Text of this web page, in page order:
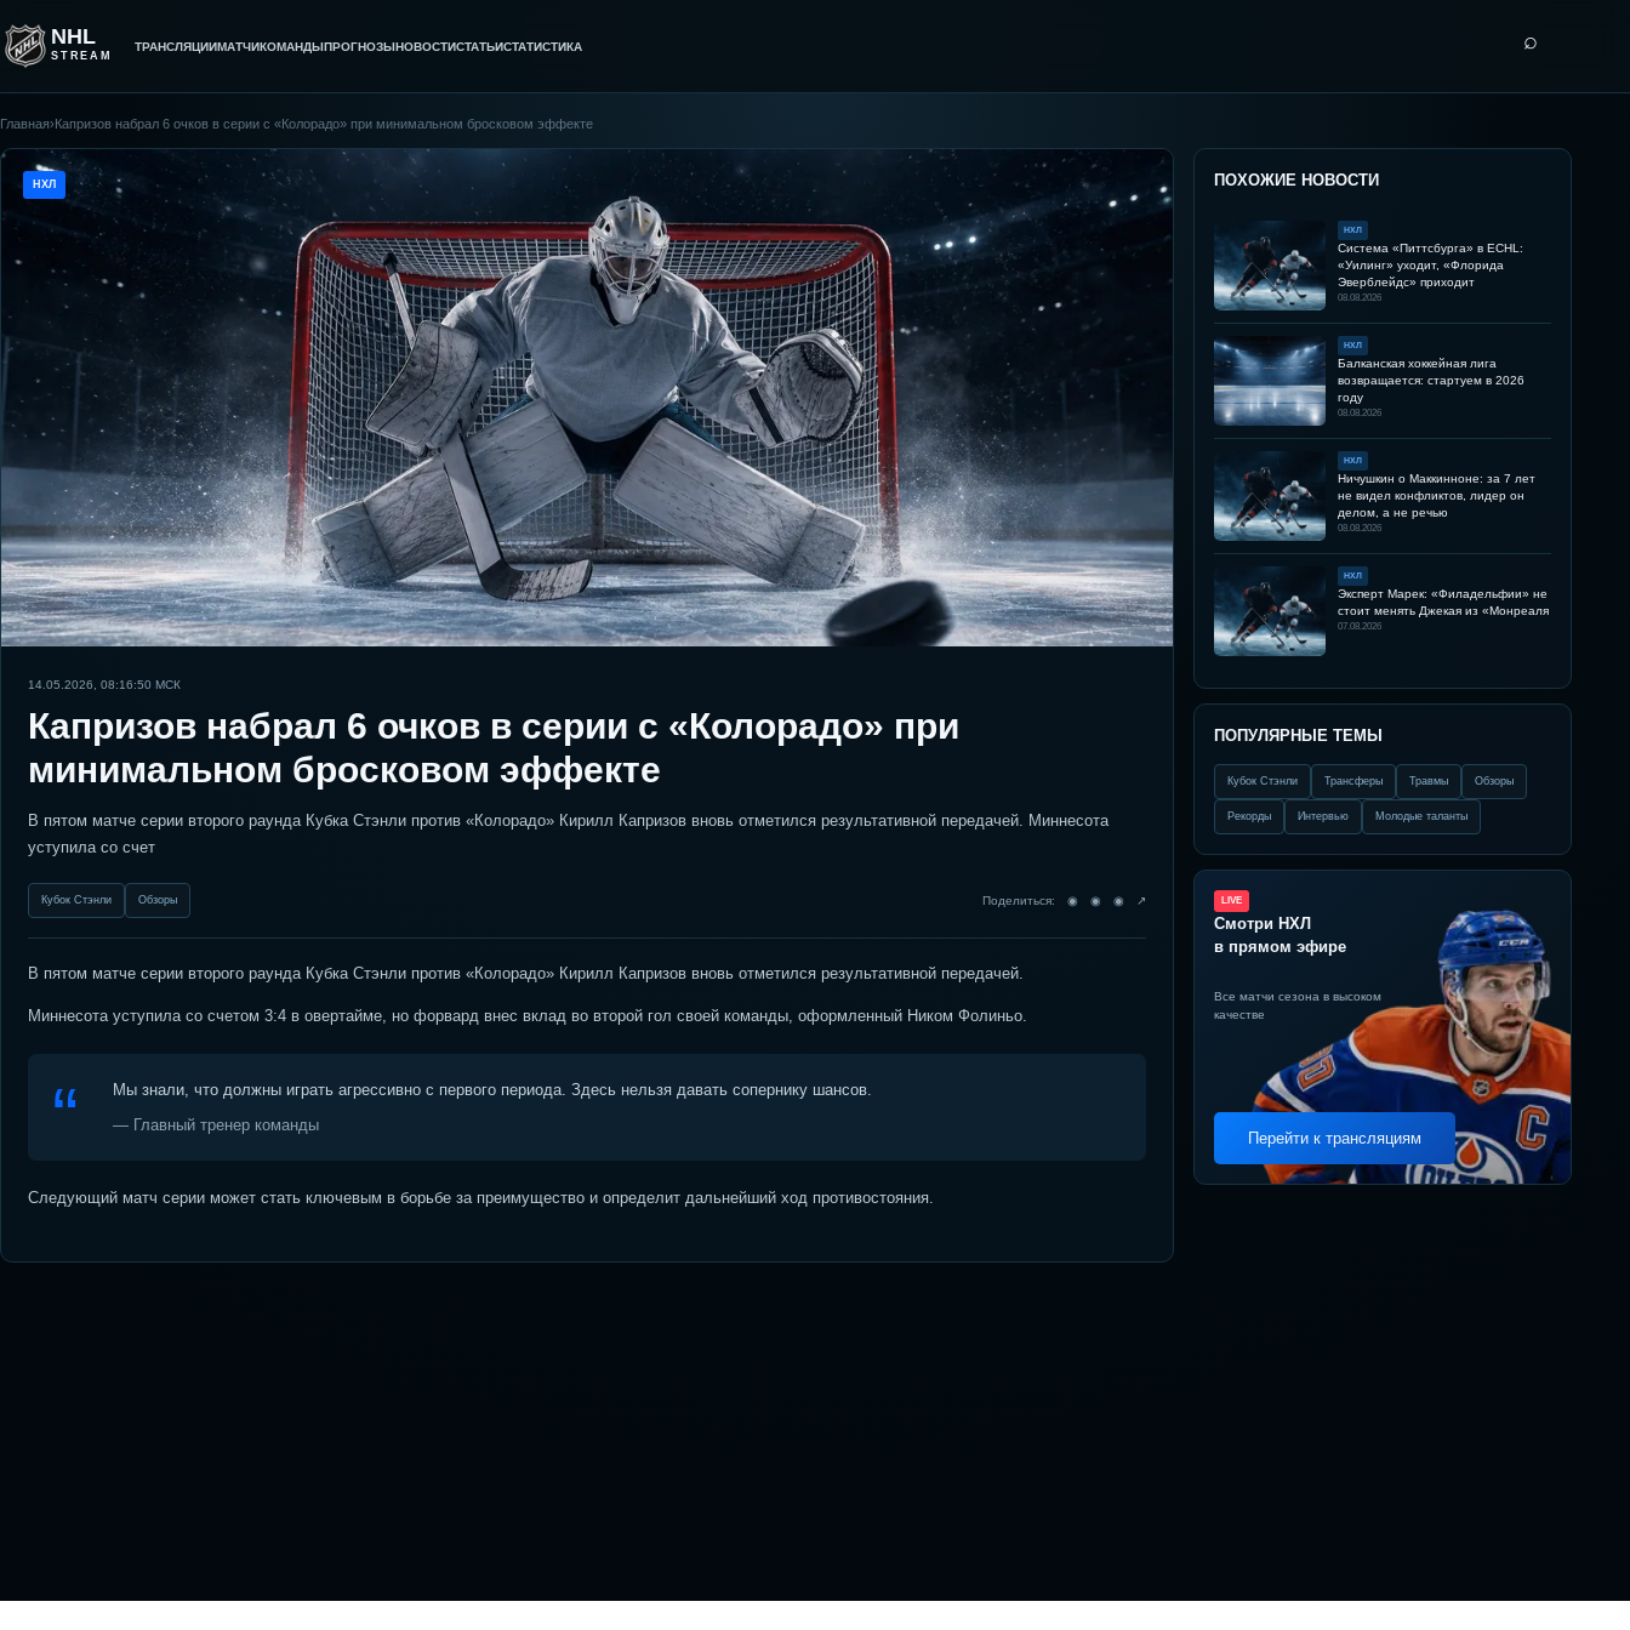
NHL
STREAM
ТРАНСЛЯЦИИМАТЧИКОМАНДЫПРОГНОЗЫНОВОСТИСТАТЬИСТАТИСТИКА ⌕
Главная›Капризов набрал 6 очков в серии с «Колорадо» при минимальном бросковом эффекте
НХЛ
14.05.2026, 08:16:50 МСК
Капризов набрал 6 очков в серии с «Колорадо» при
минимальном бросковом эффекте
В пятом матче серии второго раунда Кубка Стэнли против «Колорадо» Кирилл Капризов вновь отметился результативной передачей. Миннесота
уступила со счет
Кубок Стэнли Обзоры Поделиться: ◉ ◉ ◉ ↗
В пятом матче серии второго раунда Кубка Стэнли против «Колорадо» Кирилл Капризов вновь отметился результативной передачей.
Миннесота уступила со счетом 3:4 в овертайме, но форвард внес вклад во второй гол своей команды, оформленный Ником Фолиньо.
Мы знали, что должны играть агрессивно с первого периода. Здесь нельзя давать сопернику шансов.
— Главный тренер команды
Следующий матч серии может стать ключевым в борьбе за преимущество и определит дальнейший ход противостояния.
ПОХОЖИЕ НОВОСТИ
НХЛ
Система «Питтсбурга» в ECHL:
«Уилинг» уходит, «Флорида
Эверблейдс» приходит
08.08.2026
НХЛ
Балканская хоккейная лига
возвращается: стартуем в 2026
году
08.08.2026
НХЛ
Ничушкин о Маккинноне: за 7 лет
не видел конфликтов, лидер он
делом, а не речью
08.08.2026
НХЛ
Эксперт Марек: «Филадельфии» не
стоит менять Джекая из «Монреаля
07.08.2026
ПОПУЛЯРНЫЕ ТЕМЫ
Кубок Стэнли Трансферы Травмы Обзоры
Рекорды Интервью Молодые таланты
LIVE
Смотри НХЛ
в прямом эфире
Все матчи сезона в высоком
качестве
Перейти к трансляциям